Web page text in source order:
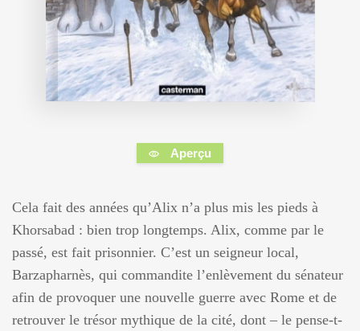
Aperçu
Cela fait des années qu’Alix n’a plus mis les pieds à
Khorsabad : bien trop longtemps. Alix, comme par le
passé, est fait prisonnier. C’est un seigneur local,
Barzapharnès, qui commandite l’enlèvement du sénateur
afin de provoquer une nouvelle guerre avec Rome et de
retrouver le trésor mythique de la cité, dont – le pense-t-